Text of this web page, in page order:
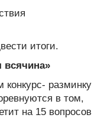
итоги.
всячина»
конкурс- разминку
в том,
на 15 вопросов